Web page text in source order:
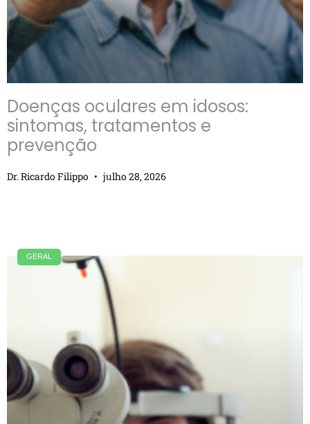
Doenças oculares em idosos:
sintomas, tratamentos e
prevenção
Dr. Ricardo Filippo julho 28, 2026
GERAL